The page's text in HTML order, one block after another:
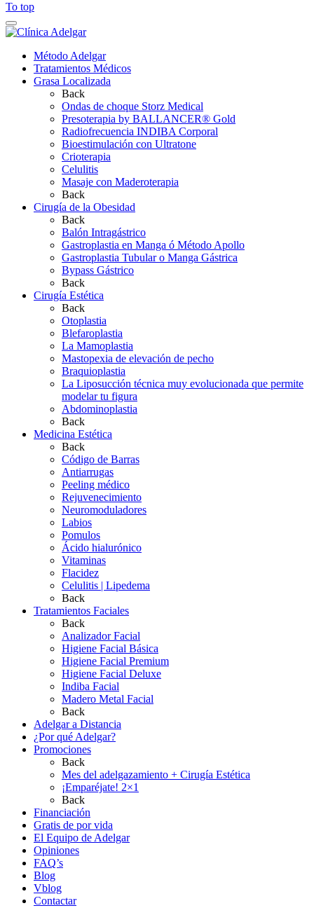
To top
Método Adelgar
Tratamientos Médicos
Grasa Localizada
Back
Ondas de choque Storz Medical
Presoterapia by BALLANCER® Gold
Radiofrecuencia INDIBA Corporal
Bioestimulación con Ultratone
Crioterapia
Celulitis
Masaje con Maderoterapia
Back
Cirugía de la Obesidad
Back
Balón Intragástrico
Gastroplastia en Manga ó Método Apollo
Gastroplastia Tubular o Manga Gástrica
Bypass Gástrico
Back
Cirugía Estética
Back
Otoplastia
Blefaroplastia
La Mamoplastia
Mastopexia de elevación de pecho
Braquioplastia
La Liposucción técnica muy evolucionada que permite
modelar tu figura
Abdominoplastia
Back
Medicina Estética
Back
Código de Barras
Antiarrugas
Peeling médico
Rejuvenecimiento
Neuromoduladores
Labios
Pomulos
Ácido hialurónico
Vitaminas
Flacidez
Celulitis | Lipedema
Back
Tratamientos Faciales
Back
Analizador Facial
Higiene Facial Básica
Higiene Facial Premium
Higiene Facial Deluxe
Indiba Facial
Madero Metal Facial
Back
Adelgar a Distancia
¿Por qué Adelgar?
Promociones
Back
Mes del adelgazamiento + Cirugía Estética
¡Emparéjate! 2×1
Back
Financiación
Gratis de por vida
El Equipo de Adelgar
Opiniones
FAQ’s
Blog
Vblog
Contactar